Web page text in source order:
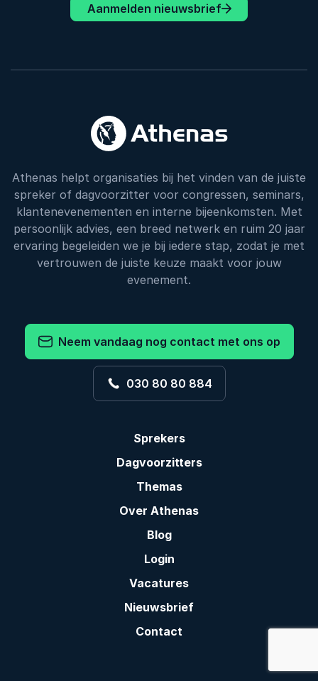
Aanmelden nieuwsbrief
Athenas helpt organisaties bij het vinden van de juiste
spreker of dagvoorzitter voor congressen, seminars,
klantenevenementen en interne bijeenkomsten. Met
persoonlijk advies, een breed netwerk en ruim 20 jaar
ervaring begeleiden we je bij iedere stap, zodat je met
vertrouwen de juiste keuze maakt voor jouw
evenement.
Neem vandaag nog contact met ons op
030 80 80 884
Sprekers
Dagvoorzitters
Themas
Over Athenas
Blog
Login
Vacatures
Nieuwsbrief
Contact